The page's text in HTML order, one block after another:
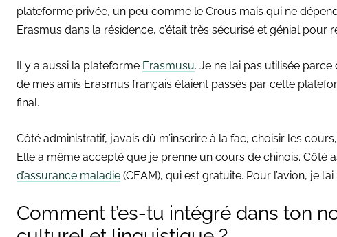
plateforme privée, un peu comme le Crous mais qui ne dépend
Erasmus dans la résidence, c’était très sécurisé et génial pour
Il y a aussi la plateforme Erasmusu. Je ne l’ai pas utilisée
de mes amis Erasmus français étaient passés par cette
final.
Côté administratif, j’avais dû m’inscrire à la fac, choisir les
Elle a même accepté que je prenne un cours de chinois. Côté
d’assurance maladie (CEAM), qui est gratuite. Pour l’avion, je
Comment t’es-tu intégré dans ton